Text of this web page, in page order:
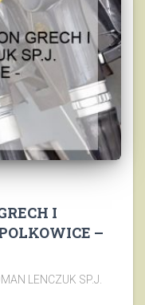
I
–
LENCZUK SP.J.